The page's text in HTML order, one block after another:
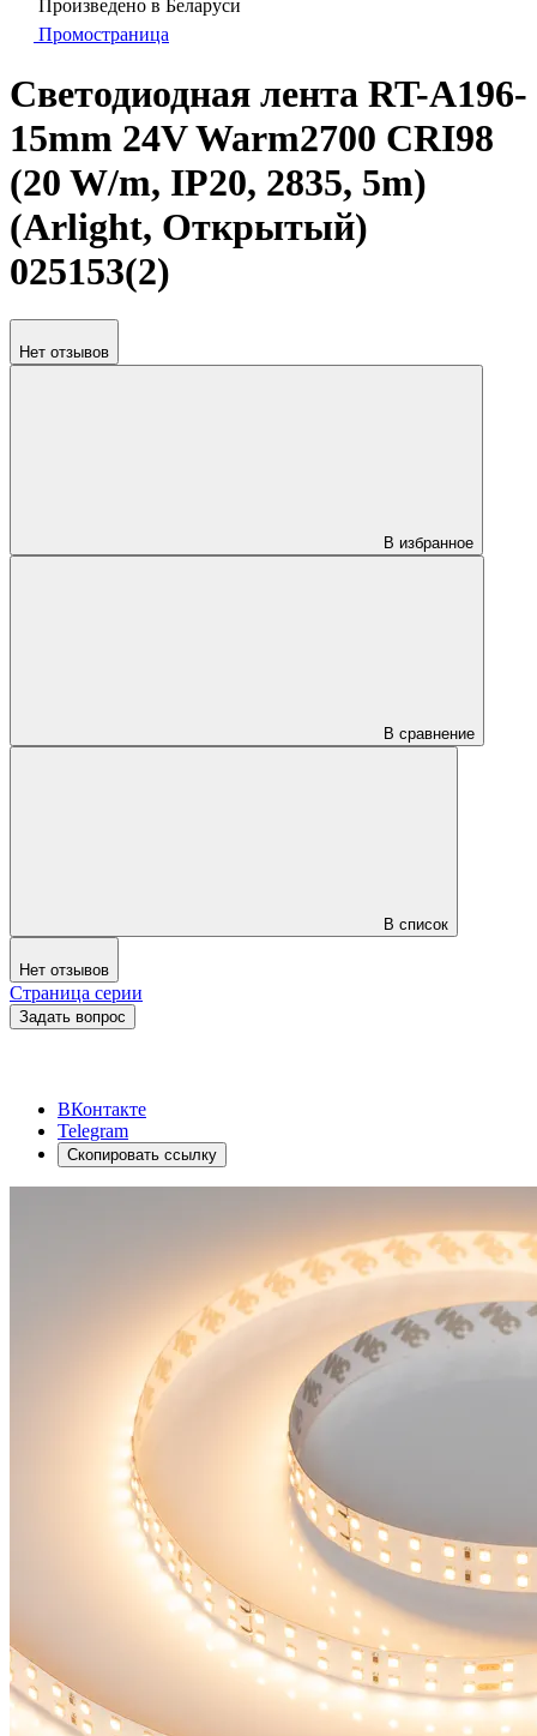
Произведено в Беларуси
Промостраница
Светодиодная лента RT-A196-
15mm 24V Warm2700 CRI98
(20 W/m, IP20, 2835, 5m)
(Arlight, Открытый)
025153(2)
Нет отзывов
В избранное
В сравнение
В список
Нет отзывов
Страница серии
Задать вопрос
ВКонтакте
Telegram
Скопировать ссылку